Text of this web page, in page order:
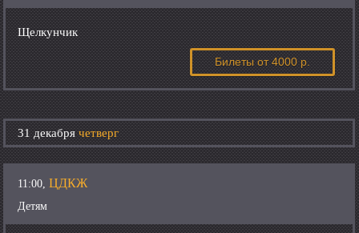
Щелкунчик
Билеты от 4000 р.
31 декабрячетверг
11:00,ЦДКЖ
Детям